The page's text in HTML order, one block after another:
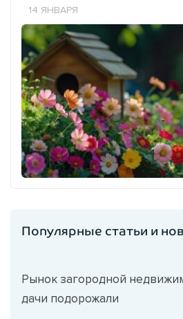
14 ЯНВАРЯ
Популярные статьи и
Рынок загородной
дачи подорожали